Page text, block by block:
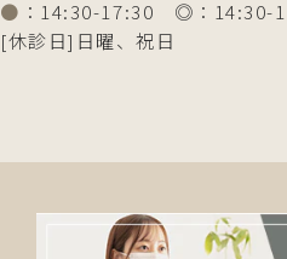
● ：14:30-17:30 ◎：14:30-
[休診日]日曜、祝日